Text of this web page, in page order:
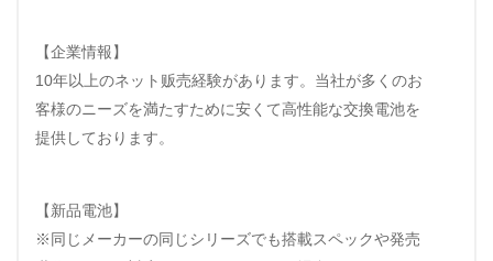
【企業情報】
10年以上のネット贩売経験があります。当社が多くのお
客様のニーズを満たすために安くて高性能な交換電池を
提供しております。
【新品電池】
※同じメーカーの同じシリーズでも搭載スペックや発売